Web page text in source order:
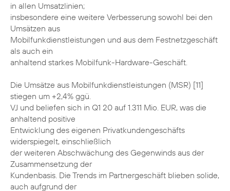
in allen Umsatzlinien;
insbesondere eine weitere Verbesserung sowohl bei den
Umsätzen aus
Mobilfunkdienstleistungen und aus dem Festnetzgeschäft
als auch ein
anhaltend starkes Mobilfunk-Hardware-Geschäft.
Die Umsätze aus Mobilfunkdienstleistungen (MSR) [11]
stiegen um +2,4% ggü.
VJ und beliefen sich in Q1 20 auf 1.311 Mio. EUR, was die
anhaltend positive
Entwicklung des eigenen Privatkundengeschäfts
widerspiegelt, einschließlich
der weiteren Abschwächung des Gegenwinds aus der
Zusammensetzung der
Kundenbasis. Die Trends im Partnergeschäft blieben solide,
auch aufgrund der